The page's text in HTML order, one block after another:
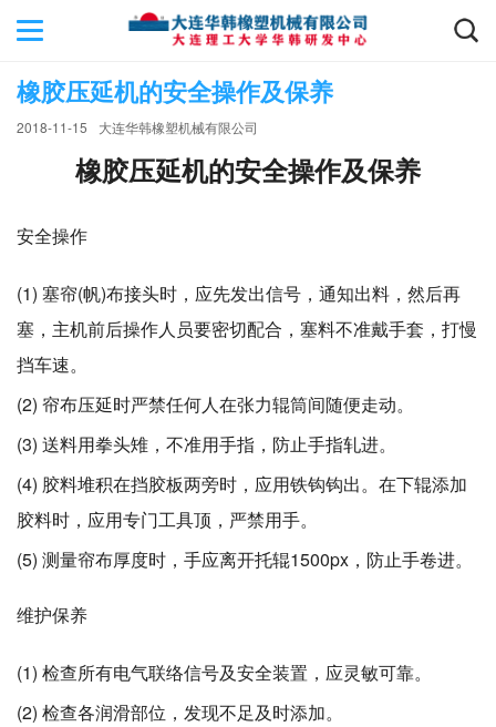
橡胶压延机的安全操作及保养
2018-11-15 大连华韩橡塑机械有限公司
橡胶压延机的安全操作及保养
安全操作
(1) 塞帘(帆)布接头时，应先发出信号，通知出料，然后再
塞，主机前后操作人员要密切配合，塞料不准戴手套，打慢
挡车速。
(2) 帘布压延时严禁任何人在张力辊筒间随便走动。
(3) 送料用拳头雉，不准用手指，防止手指轧进。
(4) 胶料堆积在挡胶板两旁时，应用铁钩钩出。在下辊添加
胶料时，应用专门工具顶，严禁用手。
(5) 测量帘布厚度时，手应离开托辊1500px，防止手卷进。
维护保养
(1) 检查所有电气联络信号及安全装置，应灵敏可靠。
(2) 检查各润滑部位，发现不足及时添加。